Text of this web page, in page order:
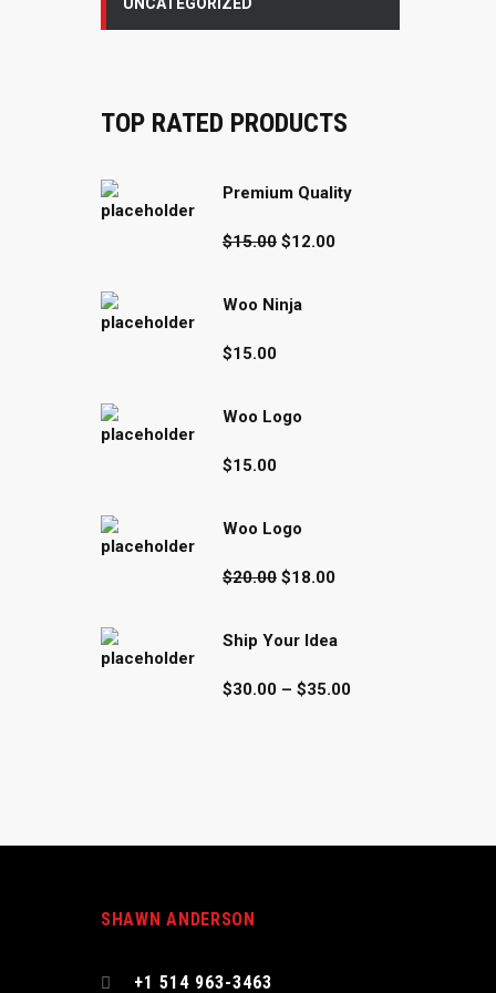
TOP RATED PRODUCTS
Premium Quality
$15.00
Original
price
$15.00.
$12.00
Woo Ninja
$15.00
Woo Logo
$15.00
Woo Logo
$20.00
Original
price
$20.00.
$18.00
$18.00.
Ship Your Idea
$30.00 – $35.00
SHAWN ANDERSON
+1 514 963-3463